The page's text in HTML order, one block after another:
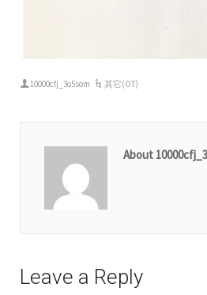
10000cfj_3o5som 其它(OT)
About
Leave a Reply